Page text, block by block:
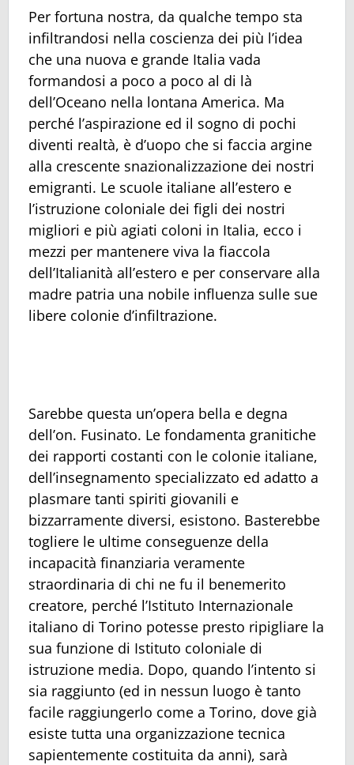
Per fortuna nostra, da qualche tempo sta
infiltrandosi nella coscienza dei più l’idea
che una nuova e grande Italia vada
formandosi a poco a poco al di là
dell’Oceano nella lontana America. Ma
perché l’aspirazione ed il sogno di pochi
diventi realtà, è d’uopo che si faccia argine
alla crescente snazionalizzazione dei nostri
emigranti. Le scuole italiane all’estero e
l’istruzione coloniale dei figli dei nostri
migliori e più agiati coloni in Italia, ecco i
mezzi per mantenere viva la fiaccola
dell’Italianità all’estero e per conservare alla
madre patria una nobile influenza sulle sue
libere colonie d’infiltrazione.
Sarebbe questa un’opera bella e degna
dell’on. Fusinato. Le fondamenta granitiche
dei rapporti costanti con le colonie italiane,
dell’insegnamento specializzato ed adatto a
plasmare tanti spiriti giovanili e
bizzarramente diversi, esistono. Basterebbe
togliere le ultime conseguenze della
incapacità finanziaria veramente
straordinaria di chi ne fu il benemerito
creatore, perché l’Istituto Internazionale
italiano di Torino potesse presto ripigliare la
sua funzione di Istituto coloniale di
istruzione media. Dopo, quando l’intento si
sia raggiunto (ed in nessun luogo è tanto
facile raggiungerlo come a Torino, dove già
esiste tutta una organizzazione tecnica
sapientemente costituita da anni), sarà